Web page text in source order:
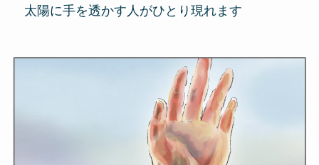
太陽に手を透かす人がひとり現れます